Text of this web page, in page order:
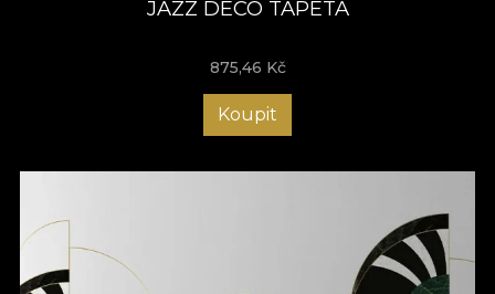
JAZZ DECO TAPETA
875,46 Kč
Koupit